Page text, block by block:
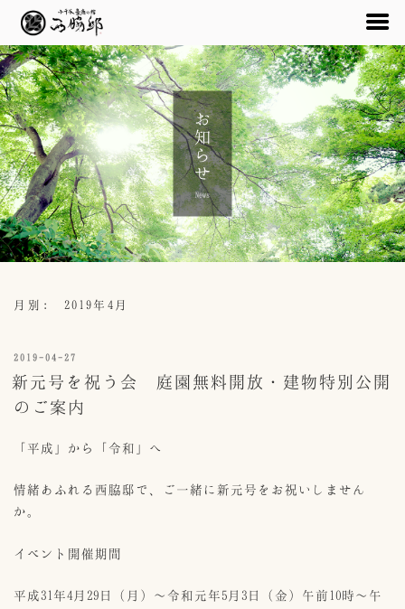
コ
ン
テ
ン
ツ
へ
ス
キ
ッ
プ
お知らせ
News
月別: 2019年4月
投
稿
日:
2019-04-27
新元号を祝う会 庭園無料開放・建物特別公開
のご案内
「平成」から「令和」へ
情緒あふれる西脇邸で、ご一緒に新元号をお祝いしません
か。
イベント開催期間
平成31年4月29日（月）～令和元年5月3日（金）午前10時～午